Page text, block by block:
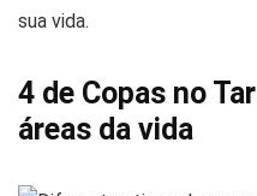
sua vida.
4 de Copas no
áreas da vida